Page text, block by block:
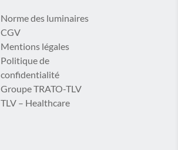
Norme des luminaires
CGV
Mentions légales
Politique de
confidentialité
Groupe TRATO-TLV
TLV – Healthcare